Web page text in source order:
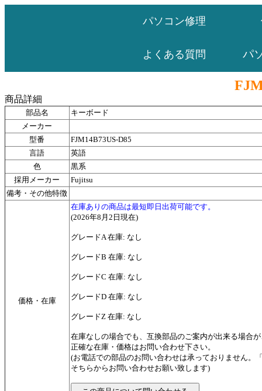
パソコン修理
よくある質問 パ
商品詳細
部品名
キーボード
メーカー
型番
FJM14B73US-D85
言語
英語
色
黒系
採用メーカー
Fujitsu
備考・その他特徴
価格・在庫
在庫ありの商品は最短即日出荷可能です。
(2026年8月2日現在)
グレードA 在庫: なし
グレードB 在庫: なし
グレードC 在庫: なし
グレードD 在庫: なし
グレードZ 在庫: なし
在庫なしの場合でも、互換部品のご案内が出来る場合
正確な在庫・価格はお問い合わせ下さい。
(お電話での部品のお問い合わせは承っておりません。
そちらからお問い合わせお願い致します)